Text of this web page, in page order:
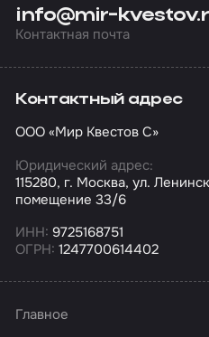
info@mir-
Контактная почта
Контактный адрес
ООО «Мир Квестов С»
Юридический адрес:
115280, г. Москва, ул.
помещение 33/6
ИНН: 9725168751
ОГРН: 1247700614402
Главное